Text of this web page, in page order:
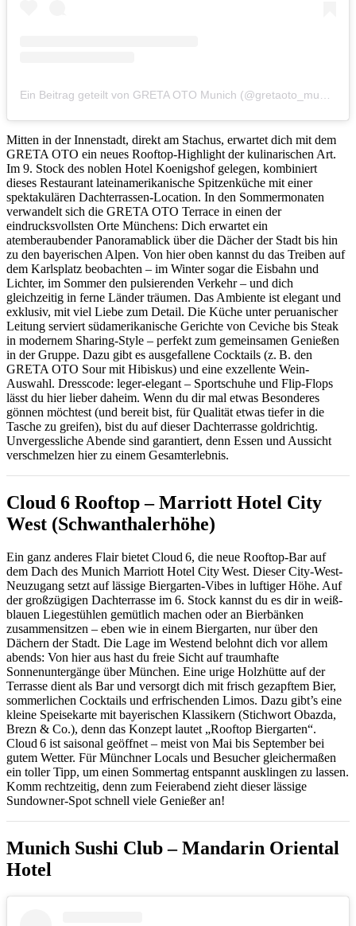
Mitten in der Innenstadt, direkt am Stachus, erwartet dich mit dem
GRETA OTO ein neues Rooftop-Highlight der kulinarischen Art.
Im 9. Stock des noblen Hotel Koenigshof gelegen, kombiniert
dieses Restaurant lateinamerikanische Spitzenküche mit einer
spektakulären Dachterrassen-Location. In den Sommermonaten
verwandelt sich die GRETA OTO Terrace in einen der
eindrucksvollsten Orte Münchens: Dich erwartet ein
atemberaubender Panoramablick über die Dächer der Stadt bis hin
zu den bayerischen Alpen. Von hier oben kannst du das Treiben auf
dem Karlsplatz beobachten – im Winter sogar die Eisbahn und
Lichter, im Sommer den pulsierenden Verkehr – und dich
gleichzeitig in ferne Länder träumen. Das Ambiente ist elegant und
exklusiv, mit viel Liebe zum Detail. Die Küche unter peruanischer
Leitung serviert südamerikanische Gerichte von Ceviche bis Steak
in modernem Sharing-Style – perfekt zum gemeinsamen Genießen
in der Gruppe. Dazu gibt es ausgefallene Cocktails (z. B. den
GRETA OTO Sour mit Hibiskus) und eine exzellente Wein-
Auswahl. Dresscode: leger-elegant – Sportschuhe und Flip-Flops
lässt du hier lieber daheim. Wenn du dir mal etwas Besonderes
gönnen möchtest (und bereit bist, für Qualität etwas tiefer in die
Tasche zu greifen), bist du auf dieser Dachterrasse goldrichtig.
Unvergessliche Abende sind garantiert, denn Essen und Aussicht
verschmelzen hier zu einem Gesamterlebnis.
Cloud 6 Rooftop – Marriott Hotel City
West (Schwanthalerhöhe)
Ein ganz anderes Flair bietet Cloud 6, die neue Rooftop-Bar auf
dem Dach des Munich Marriott Hotel City West. Dieser City-West-
Neuzugang setzt auf lässige Biergarten-Vibes in luftiger Höhe. Auf
der großzügigen Dachterrasse im 6. Stock kannst du es dir in weiß-
blauen Liegestühlen gemütlich machen oder an Bierbänken
zusammensitzen – eben wie in einem Biergarten, nur über den
Dächern der Stadt. Die Lage im Westend belohnt dich vor allem
abends: Von hier aus hast du freie Sicht auf traumhafte
Sonnenuntergänge über München. Eine urige Holzhütte auf der
Terrasse dient als Bar und versorgt dich mit frisch gezapftem Bier,
sommerlichen Cocktails und erfrischenden Limos. Dazu gibt’s eine
kleine Speisekarte mit bayerischen Klassikern (Stichwort Obazda,
Brezn & Co.), denn das Konzept lautet „Rooftop Biergarten“.
Cloud 6 ist saisonal geöffnet – meist von Mai bis September bei
gutem Wetter. Für Münchner Locals und Besucher gleichermaßen
ein toller Tipp, um einen Sommertag entspannt ausklingen zu lassen.
Komm rechtzeitig, denn zum Feierabend zieht dieser lässige
Sundowner-Spot schnell viele Genießer an!
Munich Sushi Club – Mandarin Oriental
Hotel